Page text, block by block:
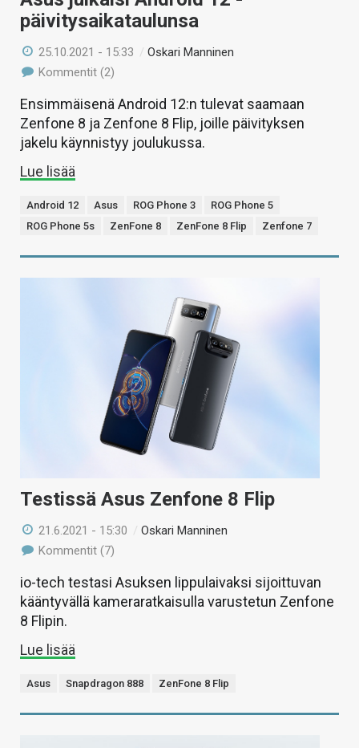
päivitysaikataulunsa
25.10.2021 - 15:33 /Oskari Manninen
Kommentit (2)
Ensimmäisenä Android 12:n tulevat saamaan
Zenfone 8 ja Zenfone 8 Flip, joille päivityksen
jakelu käynnistyy joulukussa.
Lue lisää
Android 12 Asus ROG Phone 3
ROG Phone 5
ROG Phone 5s
ZenFone 8 ZenFone 8 Flip Zenfone 7
Testissä Asus Zenfone 8 Flip
21.6.2021 - 15:30 /Oskari Manninen
Kommentit (7)
io-tech testasi Asuksen lippulaivaksi sijoittuvan
kääntyvällä kameraratkaisulla varustetun Zenfone
8 Flipin.
Lue lisää
Asus Snapdragon 888 ZenFone 8 Flip